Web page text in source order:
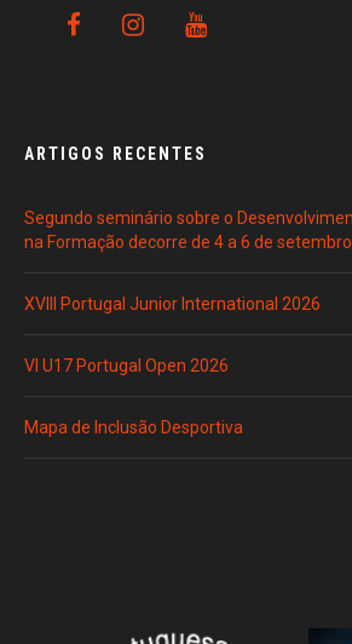
ARTIGOS RECENTES
Segundo seminário sobre o
na Formação decorre de 4 a 6 de setembro
XVIII Portugal Junior International 2026
VI U17 Portugal Open 2026
Mapa de Inclusão Desportiva